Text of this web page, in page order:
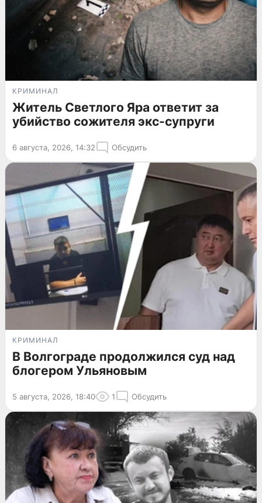
КРИМИНАЛ
Житель Светлого Яра ответит за
убийство сожителя экс-супруги
6 августа, 2026, 14:32 Обсудить
КРИМИНАЛ
В Волгограде продолжился суд над
блогером Ульяновым
5 августа, 2026, 18:40 1 Обсудить